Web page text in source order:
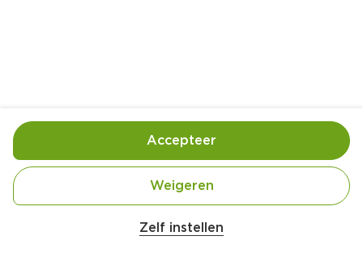
Handige informatie over dit product
Aan mensen onder 18 jaar verkopen wij geen
Zelf instellen
Weigeren
Accepteer